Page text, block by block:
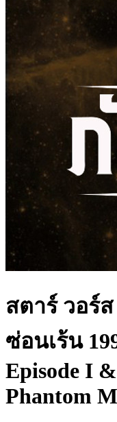
สตาร์ วอร์
ซ่อนเร้น
Episode I
Phantom